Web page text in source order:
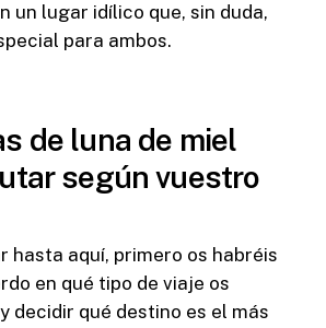
un lugar idílico que, sin duda,
para ambos.
de luna de miel
según vuestro
hasta aquí, primero os habréis
en qué tipo de viaje os
decidir qué destino es el más